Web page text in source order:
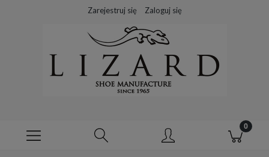
Zarejestruj się Zaloguj się